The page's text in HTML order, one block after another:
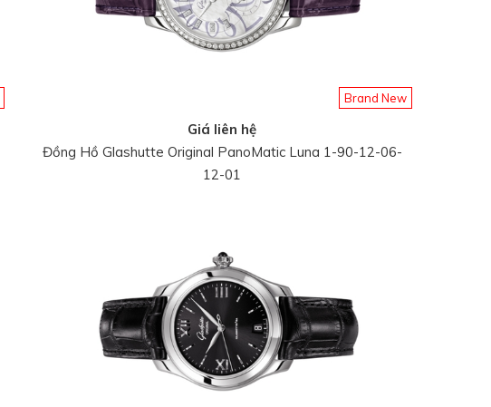
Brand New
Giá liên hệ
Đồng Hồ Glashutte Original PanoMatic Luna 1-90-12-06-
12-01